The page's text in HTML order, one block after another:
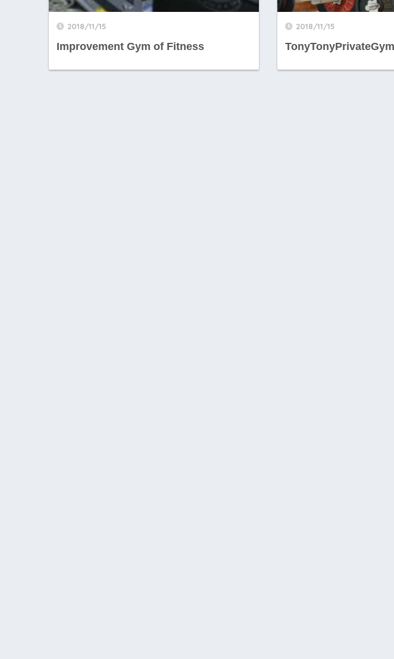
2018/11/15
Improvement Gym of Fitness
2018/11/15
TonyTonyPrivateGym